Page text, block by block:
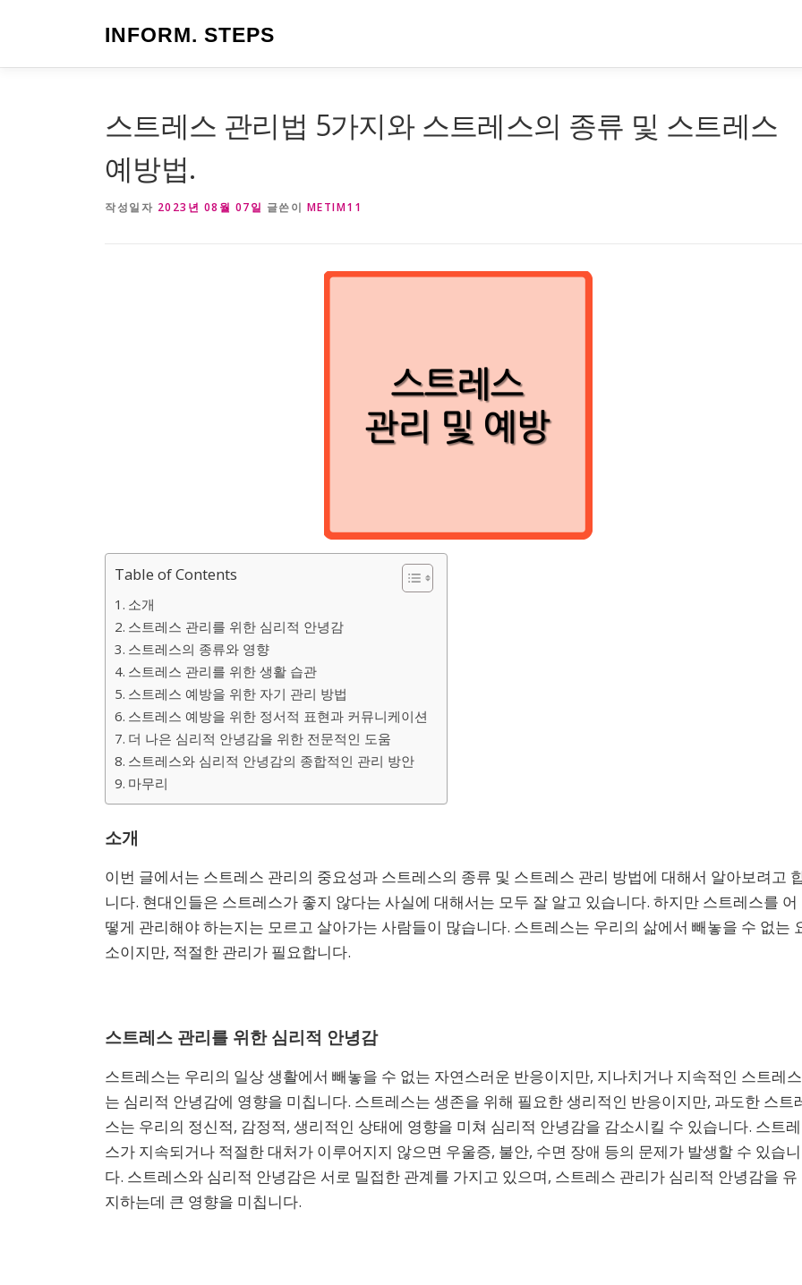
로
INFORM. STEPS
스트레스 관리법 5가지와 스트레스의 종류 및 스트레스
예방법.
작성일자 2023년 08월 07일 글쓴이 METIM11
Table of Contents
소개
스트레스 관리를 위한 심리적 안녕감
스트레스의 종류와 영향
스트레스 관리를 위한 생활 습관
스트레스 예방을 위한 자기 관리 방법
스트레스 예방을 위한 정서적 표현과 커뮤니케이션
더 나은 심리적 안녕감을 위한 전문적인 도움
스트레스와 심리적 안녕감의 종합적인 관리 방안
마무리
소개
이번 글에서는 스트레스 관리의 중요성과 스트레스의 종류 및 스트레스 관리 방법에 대해서 알아보려고
니다. 현대인들은 스트레스가 좋지 않다는 사실에 대해서는 모두 잘 알고 있습니다. 하지만 스트레스를 어
떻게 관리해야 하는지는 모르고 살아가는 사람들이 많습니다. 스트레스는 우리의 삶에서 빼놓을 수 없는
소이지만, 적절한 관리가 필요합니다.
스트레스 관리를 위한 심리적 안녕감
스트레스는 우리의 일상 생활에서 빼놓을 수 없는 자연스러운 반응이지만, 지나치거나 지속적인 스트레스
는 심리적 안녕감에 영향을 미칩니다. 스트레스는 생존을 위해 필요한 생리적인 반응이지만, 과도한 스트
스는 우리의 정신적, 감정적, 생리적인 상태에 영향을 미쳐 심리적 안녕감을 감소시킬 수 있습니다. 스트레
스가 지속되거나 적절한 대처가 이루어지지 않으면 우울증, 불안, 수면 장애 등의 문제가 발생할 수 있습니
다. 스트레스와 심리적 안녕감은 서로 밀접한 관계를 가지고 있으며, 스트레스 관리가 심리적 안녕감을 유
지하는데 큰 영향을 미칩니다.